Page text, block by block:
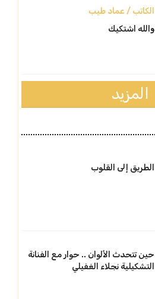
الكاتب / عماد طيب
والله اشتكيك
المزيد
الطريق إلى القلوب
حين تتحدث الألوان .. حوار مع الفنانة
التشكيلية نجلاء الغفيلي